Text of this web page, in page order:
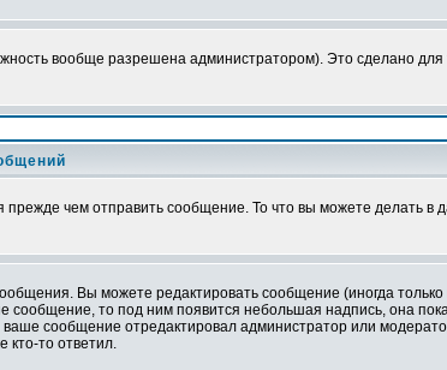
вообще разрешена администратором). Это сделано для
чем отправить сообщение. То что вы можете делать
Вы можете редактировать сообщение (иногда
то под ним появится небольшая надпись, она
сообщение отредактировал администратор или
кто-то ответил.